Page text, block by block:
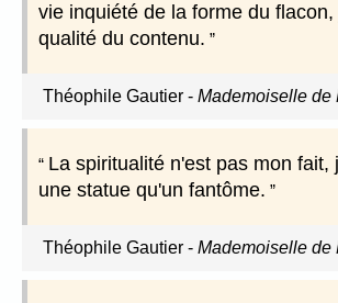
vie inquiété de la forme du
qualité du contenu.
Théophile Gautier - Mademoiselle de
La spiritualité n'est pas mon fait,
une statue qu'un fantôme.
Théophile Gautier - Mademoiselle de